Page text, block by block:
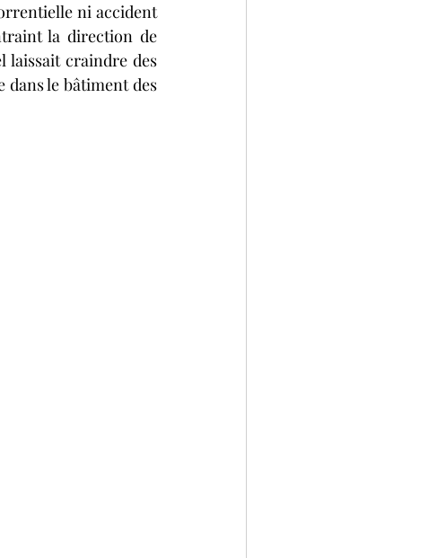
Bol d'Or Camions
Series 2 tours d'horloge
ni accident
la direction de
laissait craindre des
dans le bâtiment des